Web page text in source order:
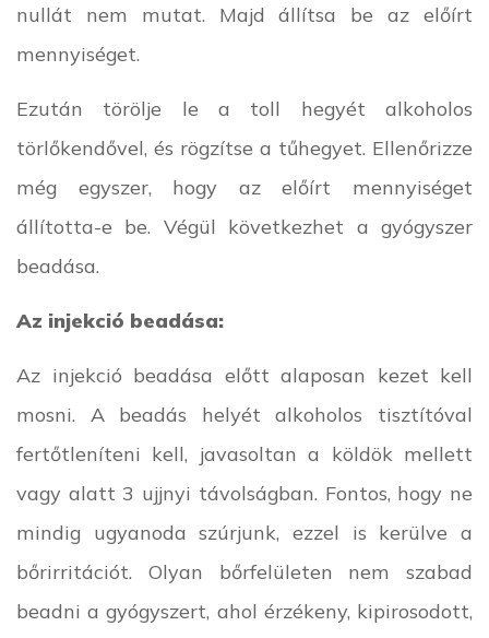
nullát nem mutat. Majd állítsa be az előírt
mennyiséget.
Ezután törölje le a toll hegyét alkoholos
törlőkendővel, és rögzítse a tűhegyet. Ellenőrizze
még egyszer, hogy az előírt mennyiséget
állította-e be. Végül következhet a gyógyszer
beadása.
Az injekció beadása:
Az injekció beadása előtt alaposan kezet kell
mosni. A beadás helyét alkoholos tisztítóval
fertőtleníteni kell, javasoltan a köldök mellett
vagy alatt 3 ujjnyi távolságban. Fontos, hogy ne
mindig ugyanoda szúrjunk, ezzel is kerülve a
bőrirritációt. Olyan bőrfelületen nem szabad
beadni a gyógyszert, ahol érzékeny, kipirosodott,